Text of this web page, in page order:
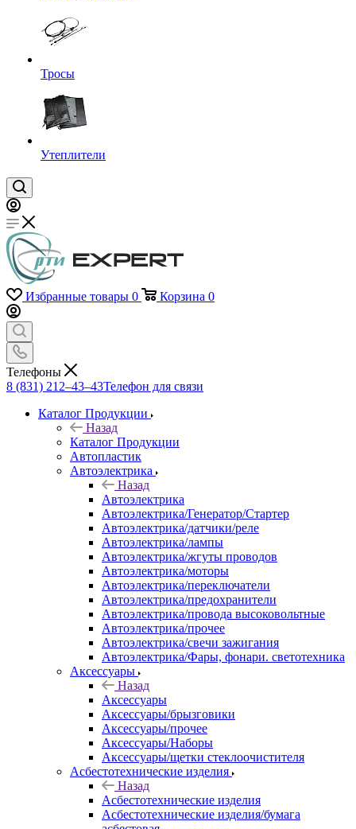
Тросы
Утеплители
Избранные товары 0 Корзина 0
Телефоны
8 (831) 212–43–43Телефон для связи
Каталог Продукции
Назад
Каталог Продукции
Автопластик
Автоэлектрика
Назад
Автоэлектрика
Автоэлектрика/Генератор/Стартер
Автоэлектрика/датчики/реле
Автоэлектрика/лампы
Автоэлектрика/жгуты проводов
Автоэлектрика/моторы
Автоэлектрика/переключатели
Автоэлектрика/предохранители
Автоэлектрика/провода высоковольтные
Автоэлектрика/прочее
Автоэлектрика/свечи зажигания
Автоэлектрика/Фары, фонари. светотехника
Аксессуары
Назад
Аксессуары
Аксессуары/брызговики
Аксессуары/прочее
Аксессуары/Наборы
Аксессуары/щетки стеклоочистителя
Асбестотехнические изделия
Назад
Асбестотехнические изделия
Асбестотехнические изделия/бумага